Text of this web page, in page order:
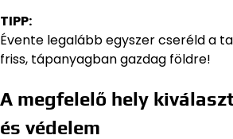
TIPP:
Évente legalább egyszer cseréld a
friss, tápanyagban gazdag földre!
A megfelelő hely
és védelem